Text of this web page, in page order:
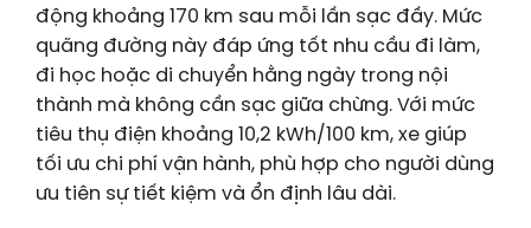
động khoảng 170 km sau mỗi lần sạc đầy. Mức
quãng đường này đáp ứng tốt nhu cầu đi làm,
đi học hoặc di chuyển hằng ngày trong nội
thành mà không cần sạc giữa chừng. Với mức
tiêu thụ điện khoảng 10,2 kWh/100 km, xe giúp
tối ưu chi phí vận hành, phù hợp cho người dùng
ưu tiên sự tiết kiệm và ổn định lâu dài.